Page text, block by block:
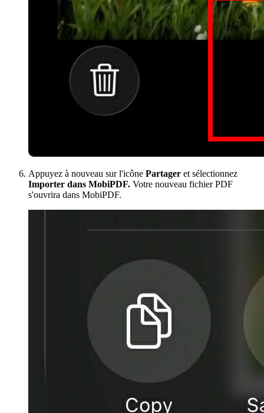
Appuyez à nouveau sur l'icône Partager et sélectionnez
Importer dans MobiPDF. Votre nouveau fichier PDF
s'ouvrira dans MobiPDF.